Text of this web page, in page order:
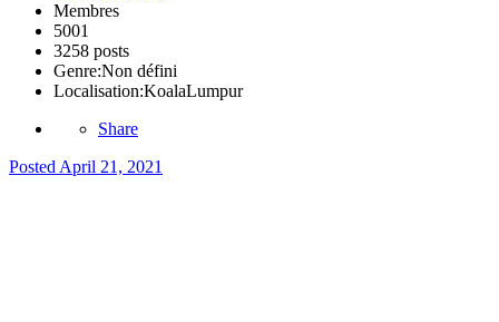
Membres
5001
3258 posts
Genre:Non défini
Localisation:KoalaLumpur
Share
Posted April 21, 2021